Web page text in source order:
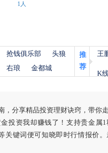
1人
抢钱俱乐部
头狼
右琅 金都城
推
荐
王
K
，分享精品投资理财诀窍，带你
投资我却赚钱了！支持贵金属
关键词便可知晓即时行情报价